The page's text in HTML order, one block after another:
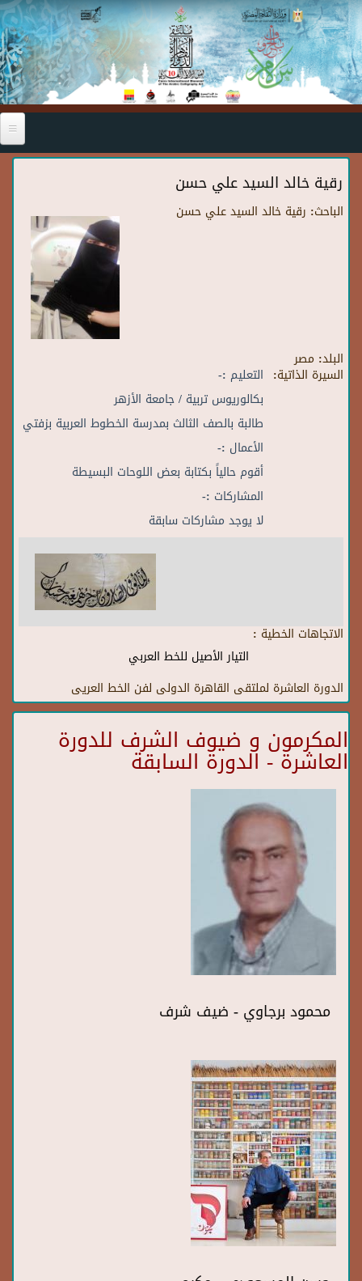
Skip to main content
رقية خالد السيد علي حسن
الباحث: رقية خالد السيد علي حسن
البلد: مصر
السيرة الذاتية: التعليم :-
بكالوريوس تربية / جامعة الأزهر
طالبة بالصف الثالث بمدرسة الخطوط العربية بزفتي
الأعمال :-
أقوم حالياً بكتابة بعض اللوحات البسيطة
المشاركات :-
لا يوجد مشاركات سابقة
الاتجاهات الخطية :
التيار الأصيل للخط العربي
الدورة العاشرة لملتقى القاهرة الدولى لفن الخط العريى
المكرمون و ضيوف الشرف للدورة
العاشرة - الدورة السابقة
محمود برجاوي - ضيف شرف